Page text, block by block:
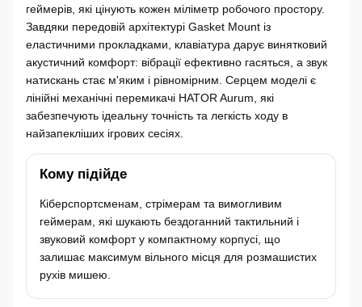
геймерів, які цінують кожен міліметр робочого простору.
Завдяки передовій архітектурі Gasket Mount із
еластичними прокладками, клавіатура дарує винятковий
акустичний комфорт: вібрації ефективно гасяться, а звук
натискань стає м'яким і рівномірним. Серцем моделі є
лінійні механічні перемикачі HATOR Aurum, які
забезпечують ідеальну точність та легкість ходу в
найзапекліших ігрових сесіях.
Кому підійде
Кіберспортсменам, стрімерам та вимогливим
геймерам, які шукають бездоганний тактильний і
звуковий комфорт у компактному корпусі, що
залишає максимум вільного місця для розмашистих
рухів мишею.